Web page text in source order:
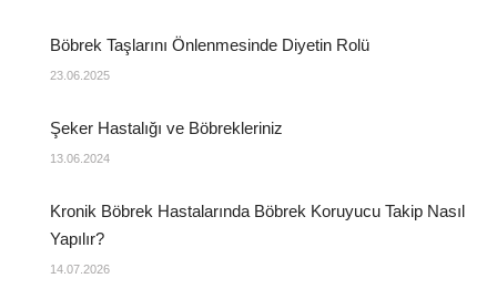
Böbrek Taşlarını Önlenmesinde Diyetin Rolü
23.06.2025
Şeker Hastalığı ve Böbrekleriniz
13.06.2024
Kronik Böbrek Hastalarında Böbrek Koruyucu Takip Nasıl
Yapılır?
14.07.2026